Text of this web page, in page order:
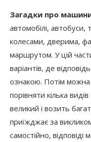
Загадки про
автомобілі, автобуси,
колесами, дверима,
маршрутом. У цій
варіантів, де
ознакою. Потім
порівняти кілька
великий і возить
приїжджає за
самостійно,